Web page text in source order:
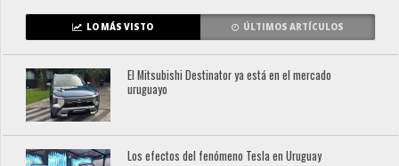
LO MÁS VISTO ÚLTIMOS ARTÍCULOS
El Mitsubishi Destinator ya está en el mercado
uruguayo
Los efectos del fenómeno Tesla en Uruguay